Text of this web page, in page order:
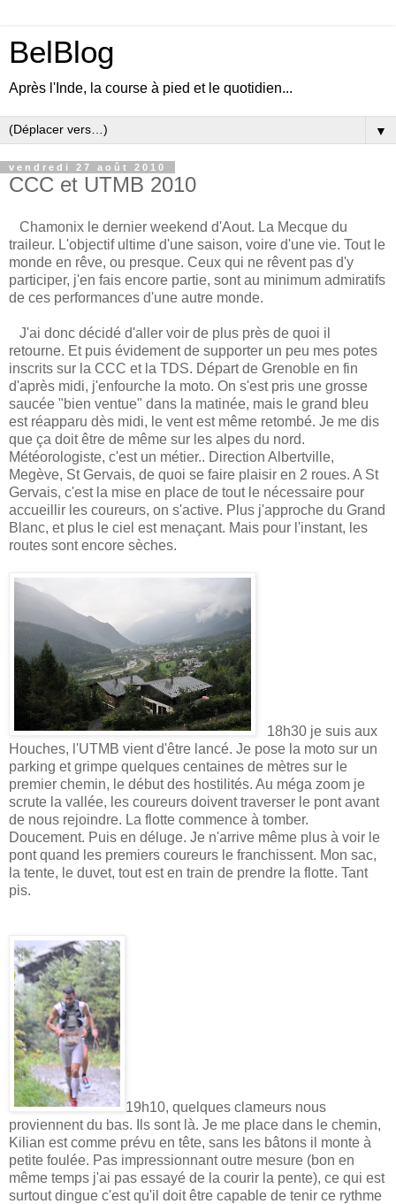
BelBlog
Après l'Inde, la course à pied et le quotidien...
▼
vendredi 27 août 2010
CCC et UTMB 2010
Chamonix le dernier weekend d'Aout. La Mecque du
traileur. L'objectif ultime d'une saison, voire d'une vie. Tout le
monde en rêve, ou presque. Ceux qui ne rêvent pas d'y
participer, j'en fais encore partie, sont au minimum admiratifs
de ces performances d'une autre monde.
J'ai donc décidé d'aller voir de plus près de quoi il
retourne. Et puis évidement de supporter un peu mes potes
inscrits sur la CCC et la TDS. Départ de Grenoble en fin
d'après midi, j'enfourche la moto. On s'est pris une grosse
saucée "bien ventue" dans la matinée, mais le grand bleu
est réapparu dès midi, le vent est même retombé. Je me dis
que ça doit être de même sur les alpes du nord.
Météorologiste, c'est un métier.. Direction Albertville,
Megève, St Gervais, de quoi se faire plaisir en 2 roues. A St
Gervais, c'est la mise en place de tout le nécessaire pour
accueillir les coureurs, on s'active. Plus j'approche du Grand
Blanc, et plus le ciel est menaçant. Mais pour l'instant, les
routes sont encore sèches.
18h30 je suis aux
Houches, l'UTMB vient d'être lancé. Je pose la moto sur un
parking et grimpe quelques centaines de mètres sur le
premier chemin, le début des hostilités. Au méga zoom je
scrute la vallée, les coureurs doivent traverser le pont avant
de nous rejoindre. La flotte commence à tomber.
Doucement. Puis en déluge. Je n'arrive même plus à voir le
pont quand les premiers coureurs le franchissent. Mon sac,
la tente, le duvet, tout est en train de prendre la flotte. Tant
pis.
19h10, quelques clameurs nous
proviennent du bas. Ils sont là. Je me place dans le chemin,
Kilian est comme prévu en tête, sans les bâtons il monte à
petite foulée. Pas impressionnant outre mesure (bon en
même temps j'ai pas essayé de la courir la pente), ce qui est
surtout dingue c'est qu'il doit être capable de tenir ce rythme